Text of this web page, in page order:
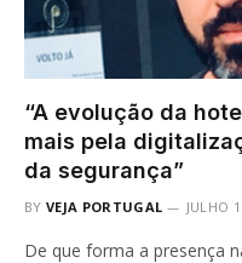
“A evolução da
mais pela
da segurança”
BY VEJA PORTUGAL JULHO
De que forma a presença